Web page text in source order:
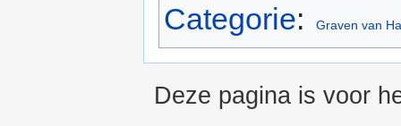
Categorie: Graven van
Deze pagina is voor